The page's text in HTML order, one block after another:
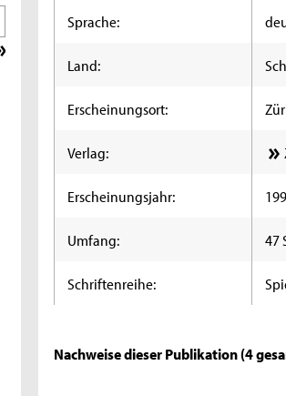
Sprache:
Land:
Erscheinungsort:
Verlag:
Erscheinungsjahr:
Umfang: 47
Schriftenreihe:
Nachweise dieser Publikation (4